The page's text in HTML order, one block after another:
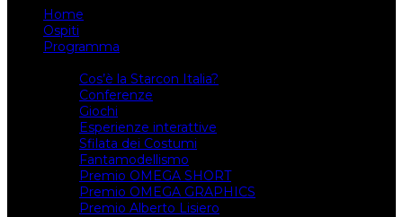
Home
Ospiti
Programma
Cos’è la Starcon Italia?
Conferenze
Giochi
Esperienze interattive
Sfilata dei Costumi
Fantamodellismo
Premio OMEGA SHORT
Premio OMEGA GRAPHICS
Premio Alberto Lisiero